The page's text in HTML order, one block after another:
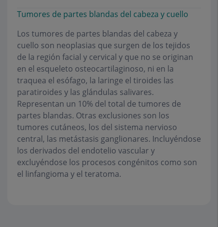
Tumores de partes blandas del cabeza y cuello
Los tumores de partes blandas del cabeza y
cuello son neoplasias que surgen de los tejidos
de la región facial y cervical y que no se originan
en el esqueleto osteocartilaginoso, ni en la
traquea el esófago, la laringe el tiroides las
paratiroides y las glándulas salivares.
Representan un 10% del total de tumores de
partes blandas. Otras exclusiones son los
tumores cutáneos, los del sistema nervioso
central, las metástasis ganglionares. Incluyéndose
los derivados del endotelio vascular y
excluyéndose los procesos congénitos como son
el linfangioma y el teratoma.